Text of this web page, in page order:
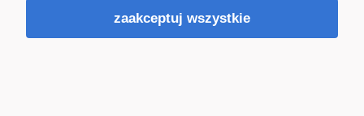
Cena netto:1,87 zł
Powiadom o dostępności
zaakceptuj wszystkie